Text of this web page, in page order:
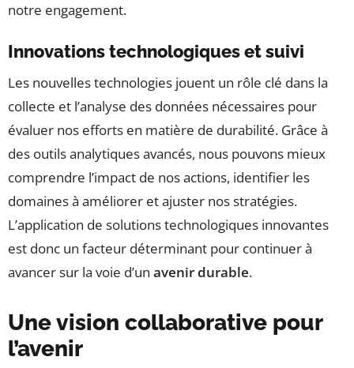
notre engagement.
Innovations technologiques et suivi
Les nouvelles technologies jouent un rôle clé dans la
collecte et l’analyse des données nécessaires pour
évaluer nos efforts en matière de durabilité. Grâce à
des outils analytiques avancés, nous pouvons mieux
comprendre l’impact de nos actions, identifier les
domaines à améliorer et ajuster nos stratégies.
L’application de solutions technologiques innovantes
est donc un facteur déterminant pour continuer à
avancer sur la voie d’un avenir durable.
Une vision collaborative pour
l’avenir